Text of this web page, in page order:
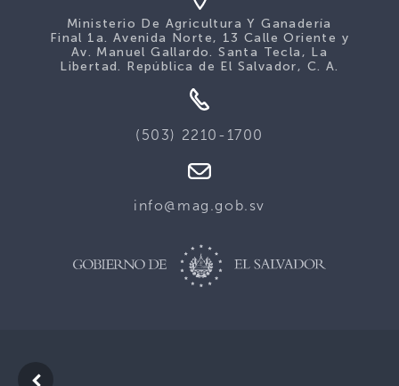
Ministerio De Agricultura Y Ganadería
Final 1a. Avenida Norte, 13 Calle Oriente y
Av. Manuel Gallardo. Santa Tecla, La
Libertad. República de El Salvador, C. A.
(503) 2210-1700
info@mag.gob.sv